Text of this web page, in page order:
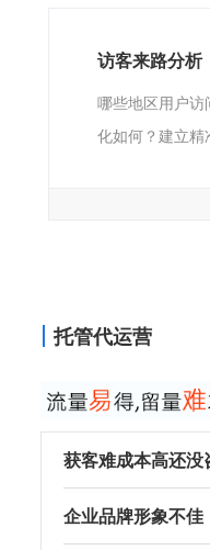
访客来路分析
哪些地区用户
化如何？建立
托管代运营
获客难成本高还没
企业品牌形象不佳